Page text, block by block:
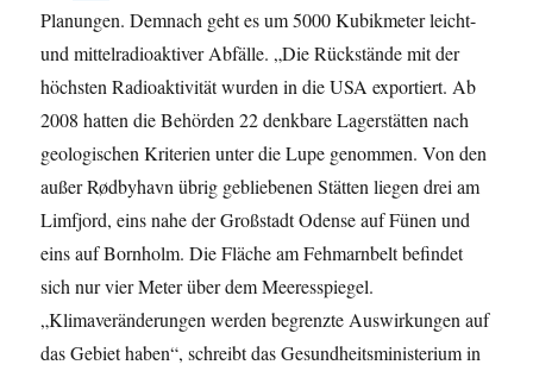
Planungen. Demnach geht es um 5000 Kubikmeter leicht-
und mittelradioaktiver Abfälle. „Die Rückstände mit der
höchsten Radioaktivität wurden in die USA exportiert. Ab
2008 hatten die Behörden 22 denkbare Lagerstätten nach
geologischen Kriterien unter die Lupe genommen. Von den
außer Rødbyhavn übrig gebliebenen Stätten liegen drei am
Limfjord, eins nahe der Großstadt Odense auf Fünen und
eins auf Bornholm. Die Fläche am Fehmarnbelt befindet
sich nur vier Meter über dem Meeresspiegel.
„Klimaveränderungen werden begrenzte Auswirkungen auf
das Gebiet haben“, schreibt das Gesundheitsministerium in